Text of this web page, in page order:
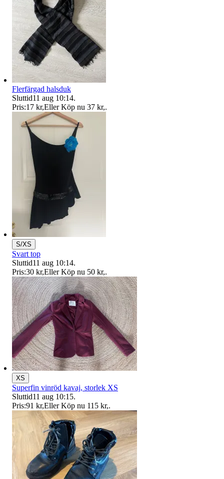
Flerfärgad halsduk
Sluttid11 aug 10:14.
Pris:17 kr,Eller Köp nu 37 kr,.
S/XS
Svart top
Sluttid11 aug 10:14.
Pris:30 kr,Eller Köp nu 50 kr,.
XS
Superfin vinröd kavaj, storlek XS
Sluttid11 aug 10:15.
Pris:91 kr,Eller Köp nu 115 kr,.